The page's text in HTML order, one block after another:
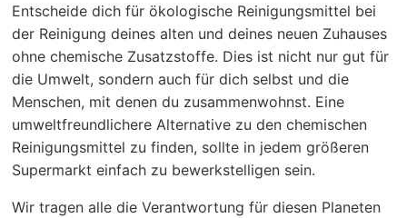
Entscheide dich für ökologische Reinigungsmittel bei
der Reinigung deines alten und deines neuen Zuhauses
ohne chemische Zusatzstoffe. Dies ist nicht nur gut für
die Umwelt, sondern auch für dich selbst und die
Menschen, mit denen du zusammenwohnst. Eine
umweltfreundlichere Alternative zu den chemischen
Reinigungsmittel zu finden, sollte in jedem größeren
Supermarkt einfach zu bewerkstelligen sein.
Wir tragen alle die Verantwortung für diesen Planeten